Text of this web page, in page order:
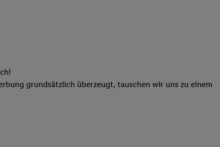
grundsätzlich überzeugt, tauschen wir uns zu einem
Zwecke
Informationen,